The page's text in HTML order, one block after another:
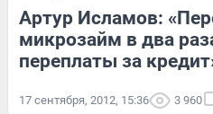
Артур Исламов:
микрозайм в два
переплаты за
17 сентября, 2012, 15:36 3 960